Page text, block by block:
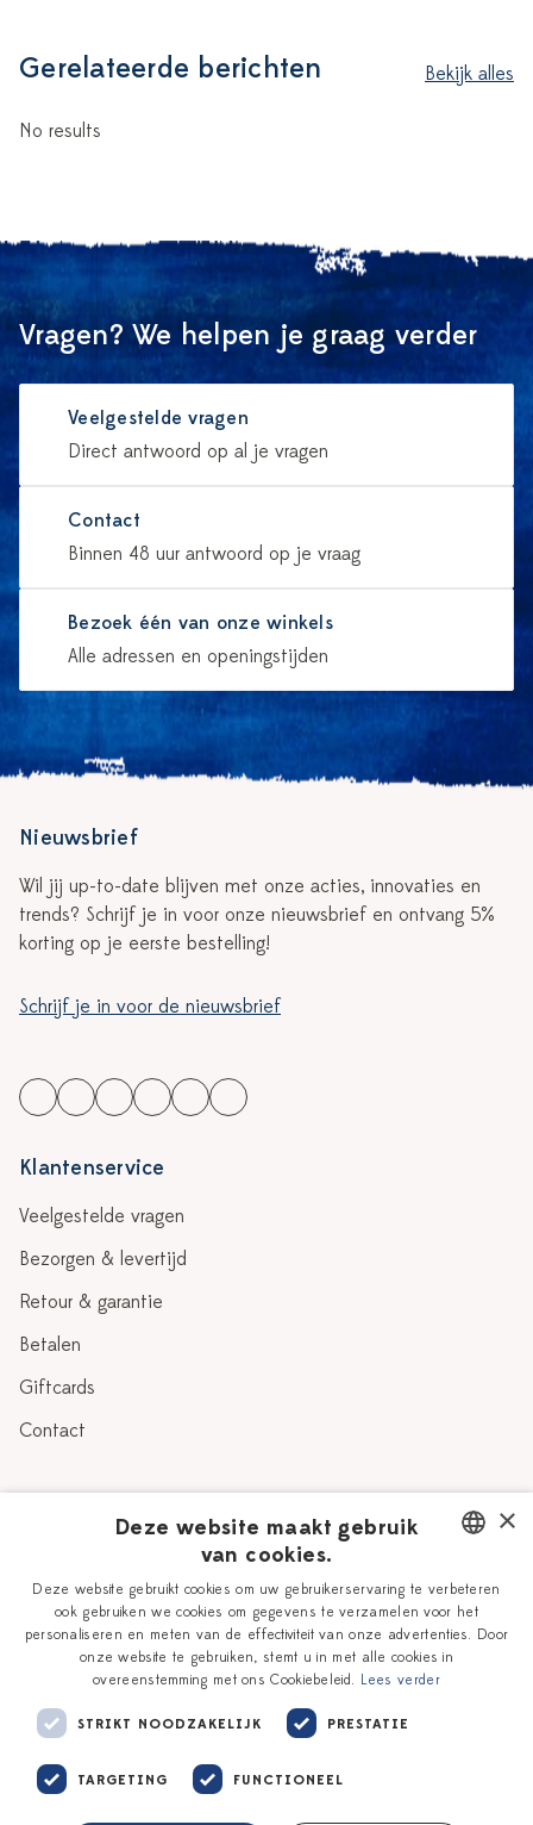
Gerelateerde berichten Bekijk alles
No results
Vragen? We helpen je graag verder
Veelgestelde vragen
Direct antwoord op al je vragen
Contact
Binnen 48 uur antwoord op je vraag
Bezoek één van onze winkels
Alle adressen en openingstijden
Nieuwsbrief
Wil jij up-to-date blijven met onze acties, innovaties en
trends? Schrijf je in voor onze nieuwsbrief en ontvang 5%
korting op je eerste bestelling!
Schrijf je in voor de nieuwsbrief
Klantenservice
Veelgestelde vragen
Bezorgen & levertijd
Retour & garantie
Betalen
Giftcards
Contact
Verhaal
Onze plateelschilders
Delfts Blauw
Workshops
Vacatures
Zakelijk
DUTCH
ENGLISH
×
Deze website maakt gebruik
van cookies.
Deze website gebruikt cookies om uw gebruikerservaring te verbeteren
ook gebruiken we cookies om gegevens te verzamelen voor het
personaliseren en meten van de effectiviteit van onze advertenties. Door
onze website te gebruiken, stemt u in met alle cookies in
overeenstemming met ons Cookiebeleid. Lees verder
STRIKT NOODZAKELIJK PRESTATIE
TARGETING FUNCTIONEEL